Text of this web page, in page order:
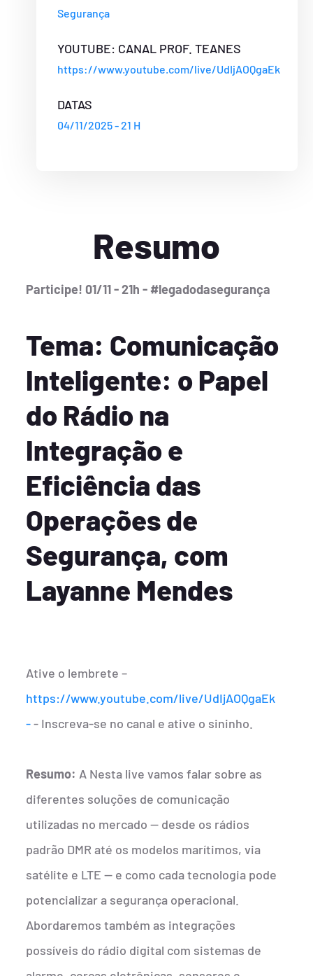
Segurança
YOUTUBE: CANAL PROF. TEANES
https://www.youtube.com/live/UdIjAOQgaEk
DATAS
04/11/2025 - 21 H
Resumo
Participe! 01/11 - 21h - #legadodasegurança
Tema: Comunicação
Inteligente: o Papel
do Rádio na
Integração e
Eficiência das
Operações de
Segurança, com
Layanne Mendes
Ative o lembrete –
https://www.youtube.com/live/UdIjAOQgaEk
-- Inscreva-se no canal e ative o sininho.
Resumo: A Nesta live vamos falar sobre as
diferentes soluções de comunicação
utilizadas no mercado — desde os rádios
padrão DMR até os modelos marítimos, via
satélite e LTE — e como cada tecnologia pode
potencializar a segurança operacional.
Abordaremos também as integrações
possíveis do rádio digital com sistemas de